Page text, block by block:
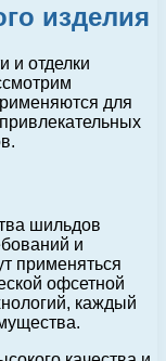
изделия
и отделки
для
шильдов
и
применяться
офсетной
каждый